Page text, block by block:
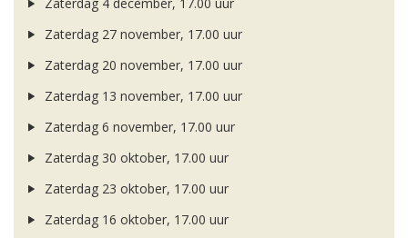
Zaterdag 4 december, 17.00 uur
Zaterdag 27 november, 17.00 uur
Zaterdag 20 november, 17.00 uur
Zaterdag 13 november, 17.00 uur
Zaterdag 6 november, 17.00 uur
Zaterdag 30 oktober, 17.00 uur
Zaterdag 23 oktober, 17.00 uur
Zaterdag 16 oktober, 17.00 uur